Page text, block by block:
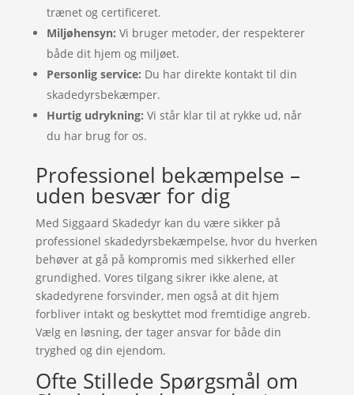
trænet og certificeret.
Miljøhensyn: Vi bruger metoder, der respekterer
både dit hjem og miljøet.
Personlig service: Du har direkte kontakt til din
skadedyrsbekæmper.
Hurtig udrykning: Vi står klar til at rykke ud, når
du har brug for os.
Professionel bekæmpelse –
uden besvær for dig
Med Siggaard Skadedyr kan du være sikker på
professionel skadedyrsbekæmpelse, hvor du hverken
behøver at gå på kompromis med sikkerhed eller
grundighed. Vores tilgang sikrer ikke alene, at
skadedyrene forsvinder, men også at dit hjem
forbliver intakt og beskyttet mod fremtidige angreb.
Vælg en løsning, der tager ansvar for både din
tryghed og din ejendom.
Ofte Stillede Spørgsmål om